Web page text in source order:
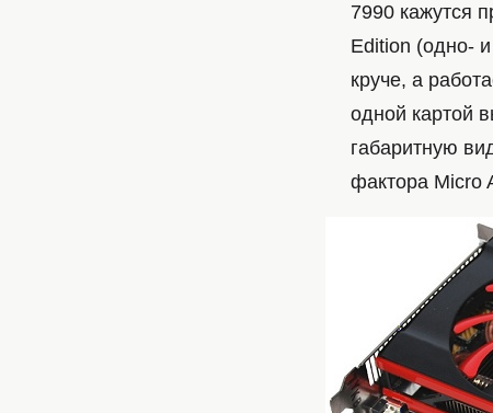
7990 кажутся
Edition (одно-
круче, а
одной картой
габаритную
фактора Micro